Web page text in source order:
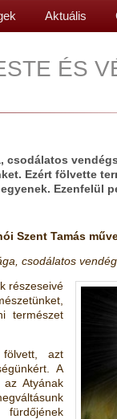
Aktuális
ÉS
csodálatos
Ezért fölvette
Ezenfelül
Szent Tamás
csodálatos
részeseivé
természet
fölvett, azt
A
Atyának